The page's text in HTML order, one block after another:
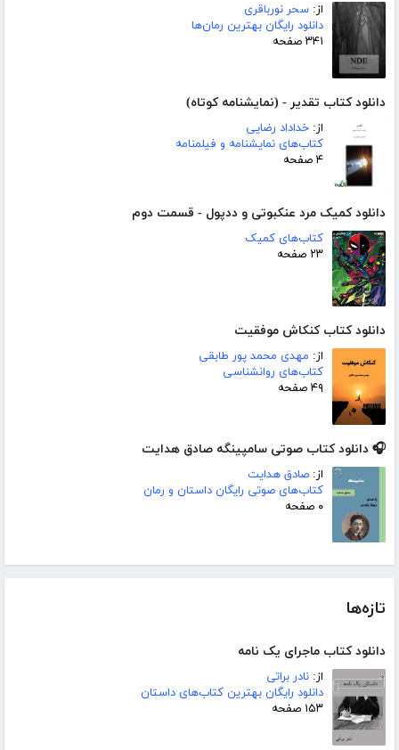
از: سحر نورباقری
دانلود رایگان بهترین رمان‌ها
۳۴۱ صفحه
دانلود کتاب تقدیر - (نمایشنامه کوتاه)
از: خداداد رضایی
کتاب‌های نمایشنامه و فیلمنامه
۴ صفحه
دانلود کمیک مرد عنکبوتی و ددپول - قسمت دوم
کتاب‌های کمیک
۲۳ صفحه
دانلود کتاب کنکاش موفقیت
از: مهدی محمد پور طابقی
کتاب‌های روانشناسی
۴۹ صفحه
🎧 دانلود کتاب صوتی سامپینگه صادق هدایت
از: صادق هدایت
کتاب‌های صوتی رایگان داستان و رمان
۰ صفحه
تازه‌ها
دانلود کتاب ماجرای یک نامه
از: نادر براتی
دانلود رایگان بهترین کتاب‌های داستان
۱۵۳ صفحه